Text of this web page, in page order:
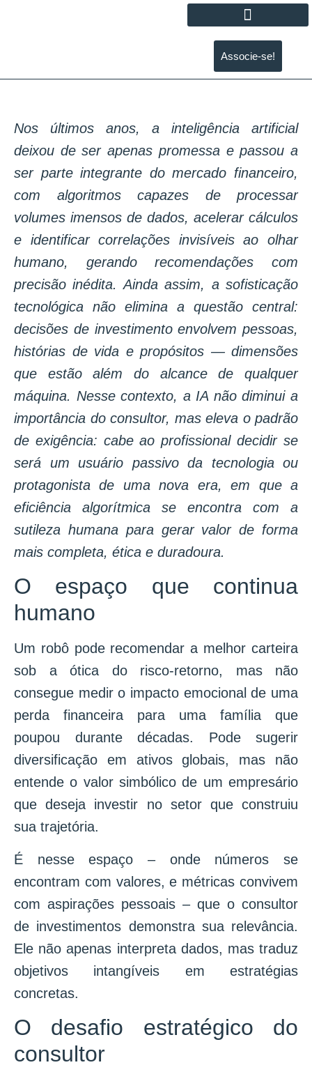
Associe-se!
Nos últimos anos, a inteligência artificial
deixou de ser apenas promessa e passou a
ser parte integrante do mercado financeiro,
com algoritmos capazes de processar
volumes imensos de dados, acelerar cálculos
e identificar correlações invisíveis ao olhar
humano, gerando recomendações com
precisão inédita. Ainda assim, a sofisticação
tecnológica não elimina a questão central:
decisões de investimento envolvem pessoas,
histórias de vida e propósitos — dimensões
que estão além do alcance de qualquer
máquina. Nesse contexto, a IA não diminui a
importância do consultor, mas eleva o padrão
de exigência: cabe ao profissional decidir se
será um usuário passivo da tecnologia ou
protagonista de uma nova era, em que a
eficiência algorítmica se encontra com a
sutileza humana para gerar valor de forma
mais completa, ética e duradoura.
O espaço que continua
humano
Um robô pode recomendar a melhor carteira
sob a ótica do risco-retorno, mas não
consegue medir o impacto emocional de uma
perda financeira para uma família que
poupou durante décadas. Pode sugerir
diversificação em ativos globais, mas não
entende o valor simbólico de um empresário
que deseja investir no setor que construiu
sua trajetória.
É nesse espaço – onde números se
encontram com valores, e métricas convivem
com aspirações pessoais – que o consultor
de investimentos demonstra sua relevância.
Ele não apenas interpreta dados, mas traduz
objetivos intangíveis em estratégias
concretas.
O desafio estratégico do
consultor